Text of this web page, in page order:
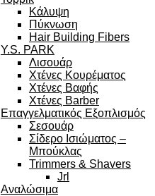
Κάλυψη
Πύκνωση
Hair Building Fibers
Y.S. PARK
Λισουάρ
Χτένες Κουρέματος
Χτένες Βαφής
Χτένες Barber
Επαγγελματικός Εξοπλισμός
Σεσουάρ
Σίδερο Ισιώματος –
Μπούκλας
Trimmers & Shavers
Jrl
Αναλώσιμα